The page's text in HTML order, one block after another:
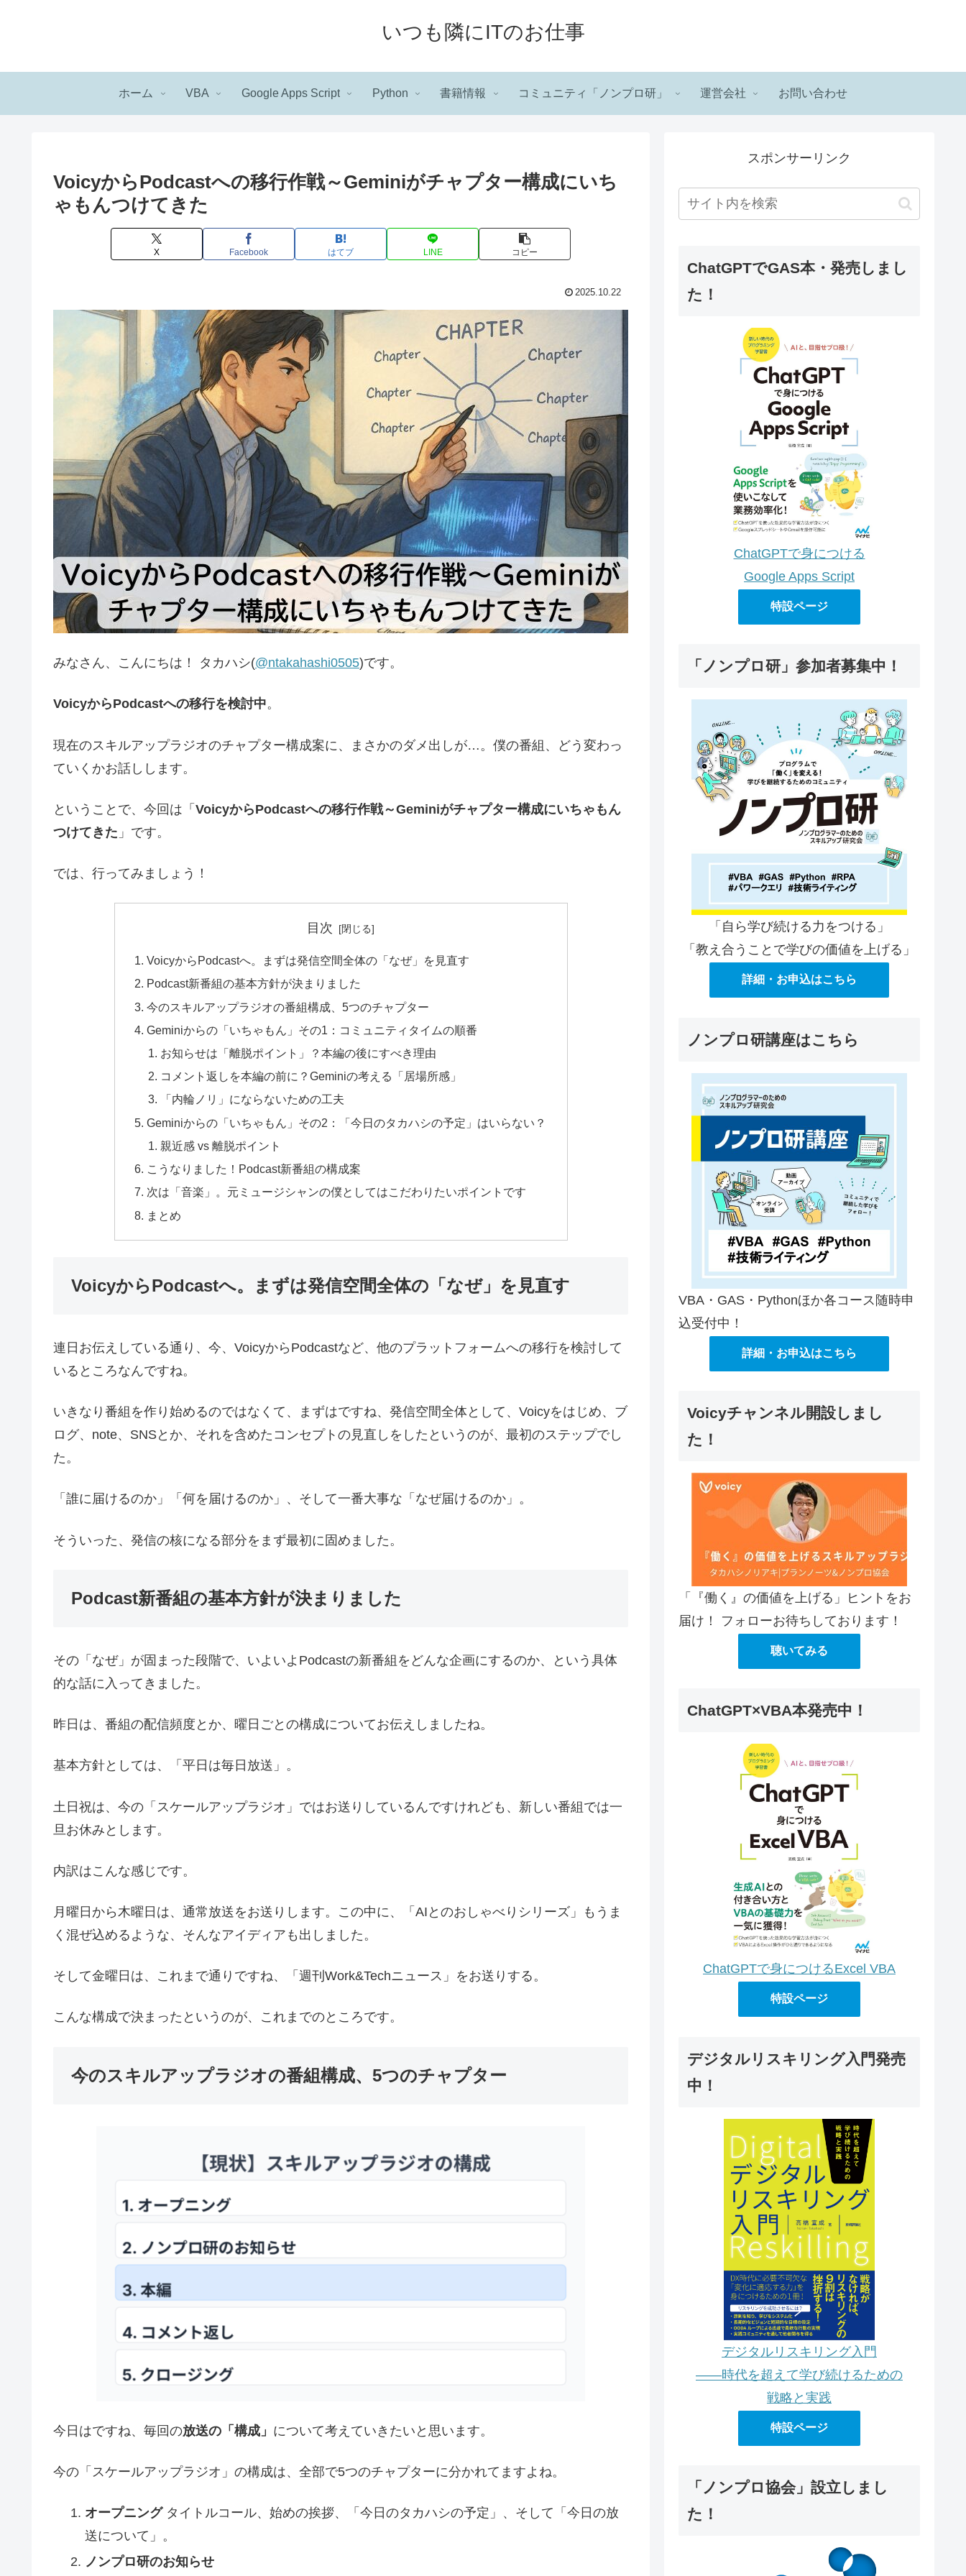
いつも隣にITのお仕事
ホーム VBA Google Apps Script Python 書籍情報 コミュニティ「ノンプロ研」 運営会社 お問い合わせ
VoicyからPodcastへの移行作戦～Geminiがチャプター構成にいち
ゃもんつけてきた
X Facebook はてブ LINE コピー
2025.10.22
みなさん、こんにちは！ タカハシ(@ntakahashi0505)です。
VoicyからPodcastへの移行を検討中。
現在のスキルアップラジオのチャプター構成案に、まさかのダメ出しが…。僕の番組、どう変わっ
ていくかお話しします。
ということで、今回は「 VoicyからPodcastへの移行作戦～Geminiがチャプター構成にいちゃもん
つけてきた 」です。
では、行ってみましょう！
目次
VoicyからPodcastへ。まずは発信空間全体の「なぜ」を見直す
Podcast新番組の基本方針が決まりました
今のスキルアップラジオの番組構成、5つのチャプター
Geminiからの「いちゃもん」その1：コミュニティタイムの順番
お知らせは「離脱ポイント」？本編の後にすべき理由
コメント返しを本編の前に？Geminiの考える「居場所感」
「内輪ノリ」にならないための工夫
Geminiからの「いちゃもん」その2：「今日のタカハシの予定」はいらない？
親近感 vs 離脱ポイント
こうなりました！Podcast新番組の構成案
次は「音楽」。元ミュージシャンの僕としてはこだわりたいポイントです
まとめ
VoicyからPodcastへ。まずは発信空間全体の「なぜ」を見直す
連日お伝えしている通り、今、VoicyからPodcastなど、他のプラットフォームへの移行を検討して
いるところなんですね。
いきなり番組を作り始めるのではなくて、まずはですね、発信空間全体として、Voicyをはじめ、ブ
ログ、note、SNSとか、それを含めたコンセプトの見直しをしたというのが、最初のステップでし
た。
「誰に届けるのか」「何を届けるのか」、そして一番大事な「なぜ届けるのか」。
そういった、発信の核になる部分をまず最初に固めました。
Podcast新番組の基本方針が決まりました
その「なぜ」が固まった段階で、いよいよPodcastの新番組をどんな企画にするのか、という具体
的な話に入ってきました。
昨日は、番組の配信頻度とか、曜日ごとの構成についてお伝えしましたね。
基本方針としては、「平日は毎日放送」。
土日祝は、今の「スケールアップラジオ」ではお送りしているんですけれども、新しい番組では一
旦お休みとします。
内訳はこんな感じです。
月曜日から木曜日は、通常放送をお送りします。この中に、「AIとのおしゃべりシリーズ」もうま
く混ぜ込めるような、そんなアイディアも出しました。
そして金曜日は、これまで通りですね、「週刊Work&Techニュース」をお送りする。
こんな構成で決まったというのが、これまでのところです。
今のスキルアップラジオの番組構成、5つのチャプター
今日はですね、毎回の放送の「構成」 について考えていきたいと思います。
今の「スケールアップラジオ」の構成は、全部で5つのチャプターに分かれてますよね。
オープニングタイトルコール、始めの挨拶、「今日のタカハシの予定」、そして「今日の放
送について」。
ノンプロ研のお知らせ
スポンサーリンク
ChatGPTでGAS本・発売しまし
た！
ChatGPTで身につける
Google Apps Script
特設ページ
「ノンプロ研」参加者募集中！
「自ら学び続ける力をつける」
「教え合うことで学びの価値を上げる」
詳細・お申込はこちら
ノンプロ研講座はこちら
VBA・GAS・Pythonほか各コース随時申
込受付中！
詳細・お申込はこちら
Voicyチャンネル開設しまし
た！
「『働く』の価値を上げる」ヒントをお
届け！ フォローお待ちしております！
聴いてみる
ChatGPT×VBA本発売中！
ChatGPTで身につけるExcel VBA
特設ページ
デジタルリスキリング入門発売
中！
デジタルリスキリング入門
――時代を超えて学び続けるための
戦略と実践
特設ページ
「ノンプロ協会」設立しまし
た！